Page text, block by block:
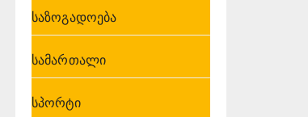
საზოგადოება
სამართალი
სპორტი